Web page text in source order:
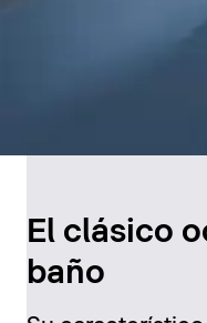
El clásico
baño